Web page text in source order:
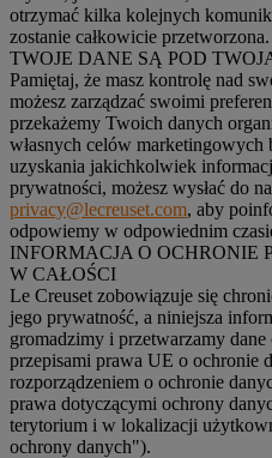
otrzymać kilka kolejnych
zostanie całkowicie przetworzona.
TWOJE DANE SĄ POD
Pamiętaj, że masz kontrolę nad
możesz zarządzać swoimi
przekażemy Twoich danych
własnych celów
uzyskania jakichkolwiek
prywatności, możesz wysłać do
privacy@lecreuset.com, aby
odpowiemy w odpowiednim
INFORMACJA O OCHRONIE
W CAŁOŚCI
Le Creuset zobowiązuje się
jego prywatność, a niniejsza
gromadzimy i przetwarzamy
przepisami prawa UE o ochronie
rozporządzeniem o ochronie
prawa dotyczącymi ochrony
terytorium i w lokalizacji
ochrony danych").